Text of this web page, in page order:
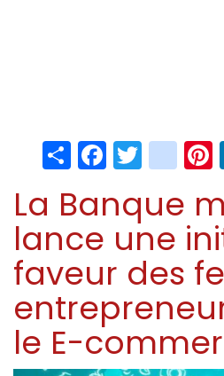
ShareFacebook
La Banque
lance une
faveur des
le E-